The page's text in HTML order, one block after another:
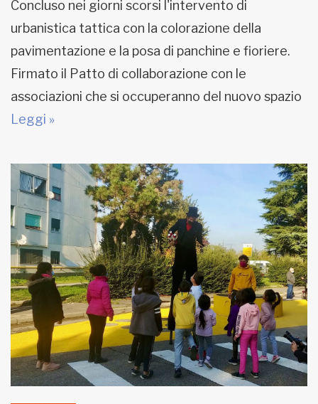
Concluso nei giorni scorsi l'intervento di
urbanistica tattica con la colorazione della
pavimentazione e la posa di panchine e fioriere.
Firmato il Patto di collaborazione con le
associazioni che si occuperanno del nuovo spazio
Leggi »